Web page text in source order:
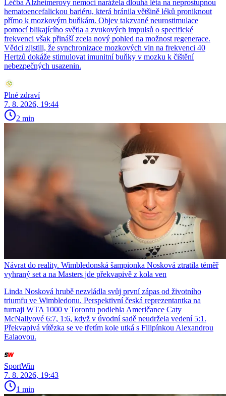
Léčba Alzheimerovy nemoci narážela dlouhá léta na neprostupnou
hematoencefalickou bariéru, která bránila většině léků proniknout
přímo k mozkovým buňkám. Objev takzvané neurostimulace
pomocí blikajícího světla a zvukových impulsů o specifické
frekvenci však přináší zcela nový pohled na možnost regenerace.
Vědci zjistili, že synchronizace mozkových vln na frekvenci 40
Hertzů dokáže stimulovat imunitní buňky v mozku k čištění
nebezpečných usazenin.
Plné zdraví
7. 8. 2026, 19:44
2 min
Návrat do reality. Wimbledonská šampionka Nosková ztratila téměř
vyhraný set a na Masters jde překvapivě z kola ven
Linda Nosková hrubě nezvládla svůj první zápas od životního
triumfu ve Wimbledonu. Perspektivní česká reprezentantka na
turnaji WTA 1000 v Torontu podlehla Američance Caty
McNallyové 6:7, 1:6, když v úvodní sadě neudržela vedení 5:1.
Překvapivá vítězka se ve třetím kole utká s Filipínkou Alexandrou
Ealaovou.
SportWin
7. 8. 2026, 19:43
1 min